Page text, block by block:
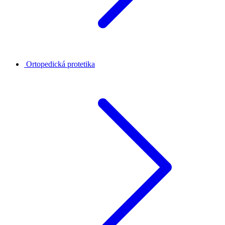
Ortopedická protetika